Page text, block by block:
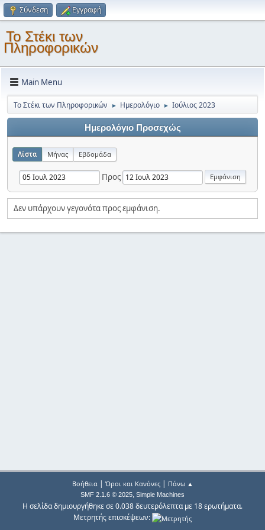
Σύνδεση Εγγραφή
Το Στέκι των
Πληροφορικών
Main Menu
Το Στέκι των Πληροφορικών ► Ημερολόγιο ► Ιούλιος 2023
Ημερολόγιο Προσεχώς
Λίστα Μήνας Εβδομάδα
Προς
Δεν υπάρχουν γεγονότα προς εμφάνιση.
Βοήθεια| Όροι και Κανόνες| Πάνω ▲
SMF 2.1.6 © 2025, Simple Machines
Η σελίδα δημιουργήθηκε σε 0.038 δευτερόλεπτα με 18 ερωτήματα.
Μετρητής επισκέψεων: